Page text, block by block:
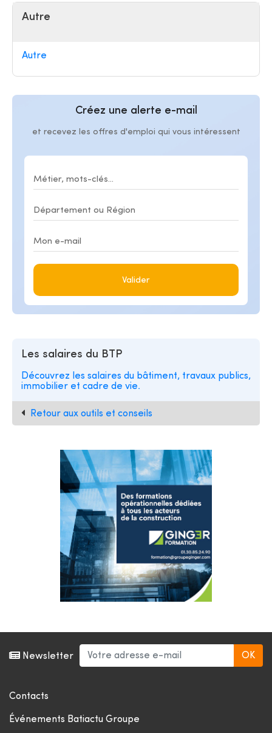
Autre
Autre
Créez une alerte e-mail
et recevez les offres d'emploi qui vous intéressent
Valider
Les salaires du BTP
Découvrez les salaires du bâtiment, travaux publics,
immobilier et cadre de vie.
Retour aux outils et conseils
Newsletter
Contacts
Événements Batiactu Groupe